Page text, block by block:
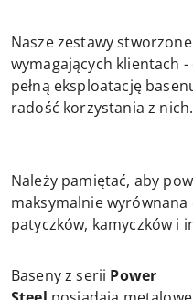
Nasze zestawy
wymagających klientach
pełną eksploatację
radość korzystania z nich.
Należy pamiętać, aby
maksymalnie wyrównana
patyczków, kamyczków i
Baseny z serii Power